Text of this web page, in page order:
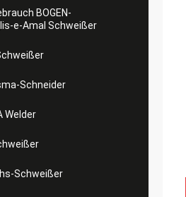
BOGEN-
e-Amal Schweißer
Schneider
Welder
Schweißer